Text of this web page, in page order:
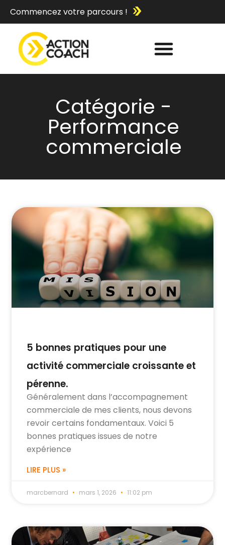
Commencez votre parcours !
Catégorie -
Performance
commerciale
5 bonnes pratiques pour une
activité commerciale croissante et
pérenne.
Généralement dans l’accompagnement
commerciale de mes clients, nous devons
revoir certains fondamentaux. Voici 5
bonnes pratiques issues de notre
expérience
LIRE PLUS »
marcbernard mars 1, 2026 11:02 pm